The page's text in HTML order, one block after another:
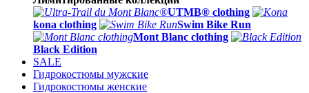
UTMB® clothing
kona clothing
Swim Bike Run
Mont Blanc clothing
Black Edition
SALE
Гидрокостюмы мужские
Гидрокостюмы женские